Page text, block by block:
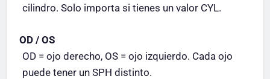
cilindro. Solo importa si tienes un valor CYL.
OD / OS
OD = ojo derecho, OS = ojo izquierdo. Cada ojo
puede tener un SPH distinto.